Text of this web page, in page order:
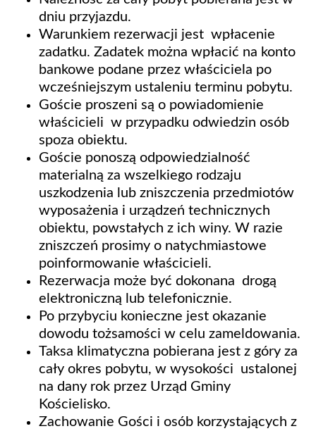
dniu przyjazdu.
Warunkiem rezerwacji jest wpłacenie
zadatku. Zadatek można wpłacić na konto
bankowe podane przez właściciela po
wcześniejszym ustaleniu terminu pobytu.
Goście proszeni są o powiadomienie
właścicieli w przypadku odwiedzin osób
spoza obiektu.
Goście ponoszą odpowiedzialność
materialną za wszelkiego rodzaju
uszkodzenia lub zniszczenia przedmiotów
wyposażenia i urządzeń technicznych
obiektu, powstałych z ich winy. W razie
zniszczeń prosimy o natychmiastowe
poinformowanie właścicieli.
Rezerwacja może być dokonana drogą
elektroniczną lub telefonicznie.
Po przybyciu konieczne jest okazanie
dowodu tożsamości w celu zameldowania.
Taksa klimatyczna pobierana jest z góry za
cały okres pobytu, w wysokości ustalonej
na dany rok przez Urząd Gminy
Kościelisko.
Zachowanie Gości i osób korzystających z